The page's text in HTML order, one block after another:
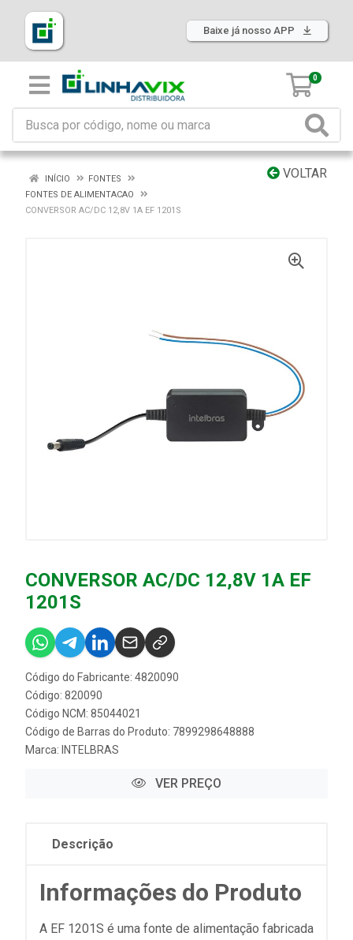
Baixe já nosso APP
0
VOLTAR
INÍCIO
FONTES
FONTES DE ALIMENTACAO
CONVERSOR AC/DC 12,8V 1A EF 1201S
CONVERSOR AC/DC 12,8V 1A EF
1201S
Código do Fabricante: 4820090
Código: 820090
Código NCM: 85044021
Código de Barras do Produto: 7899298648888
Marca: INTELBRAS
VER PREÇO
Descrição
Informações do Produto
A EF 1201S é uma fonte de alimentação fabricada